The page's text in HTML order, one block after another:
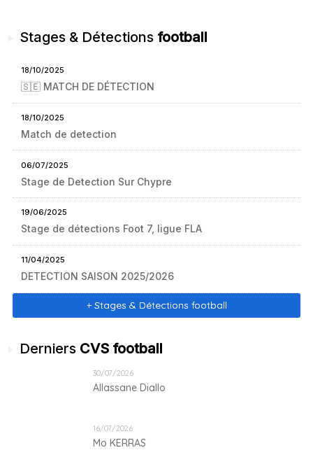
Stages & Détectionsfootball
18/10/2025
🇸🇪 MATCH DE DÉTECTION
18/10/2025
Match de detection
06/07/2025
Stage de Detection Sur Chypre
19/06/2025
Stage de détections Foot 7, ligue FLA
11/04/2025
DETECTION SAISON 2025/2026
+ Stages & Détections football
Derniers CVS football
30/07/2026
Allassane Diallo
16/07/2026
Mo KERRAS